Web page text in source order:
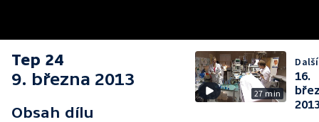
Tep 24
9. března 2013
Obsah dílu
27 min
16.